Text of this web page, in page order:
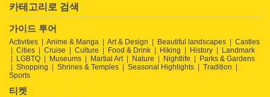
카테고리로 검색
가이드 투어
Activities Anime & Manga Art & Design Beautiful landscapes
Castles
Cities
Cruise Culture Food & Drink Hiking History
Landmark
LGBTQ
Museums Martial Art Nature Nightlife
Parks & Gardens
Shopping
Shrines & Temples Seasonal Highlights
Tradition
Sports
티켓